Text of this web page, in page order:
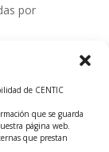
de CENTIC
que se guarda
página web.
que prestan
por